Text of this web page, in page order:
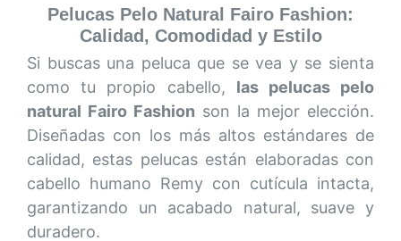
Pelucas Pelo Natural Fairo Fashion:
Calidad, Comodidad y Estilo
Si buscas una peluca que se vea y se sienta
como tu propio cabello, las pelucas pelo
natural Fairo Fashion son la mejor elección.
Diseñadas con los más altos estándares de
calidad, estas pelucas están elaboradas con
cabello humano Remy con cutícula intacta,
garantizando un acabado natural, suave y
duradero.